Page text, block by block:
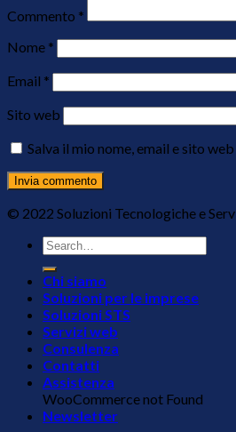
Commento *
Nome *
Email *
Sito web
Salva il mio nome, email e sito
© 2022 Soluzioni Tecnologiche e
Chi siamo
Soluzioni per le imprese
Soluzioni STS
Servizi web
Consulenza
Contatti
Assistenza
WooCommerce not Found
Newsletter